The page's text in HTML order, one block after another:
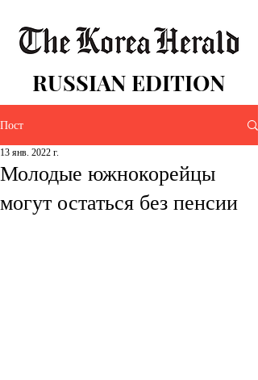
RUSSIAN EDITION
Пост
Молодые южнокорейцы
могут остаться без пенсии
13 янв. 2022 г.